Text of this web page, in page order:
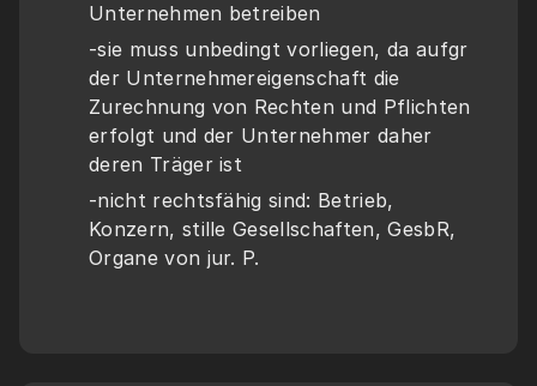
Unternehmen betreiben
-sie muss unbedingt vorliegen, da aufgr
der Unternehmereigenschaft die
Zurechnung von Rechten und Pflichten
erfolgt und der Unternehmer daher
deren Träger ist
-nicht rechtsfähig sind: Betrieb,
Konzern, stille Gesellschaften, GesbR,
Organe von jur. P.